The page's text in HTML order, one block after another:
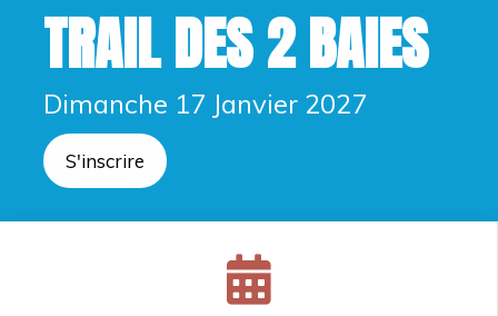
TRAIL DES 2 BAIES
Dimanche 17 Janvier 2027
S'inscrire